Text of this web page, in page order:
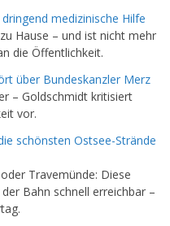
medizinische Hilfe
Hause – und ist nicht mehr
die Öffentlichkeit.
über Bundeskanzler Merz
– Goldschmidt kritisiert
vor.
schönsten Ostsee-Strände
Travemünde: Diese
Bahn schnell erreichbar –